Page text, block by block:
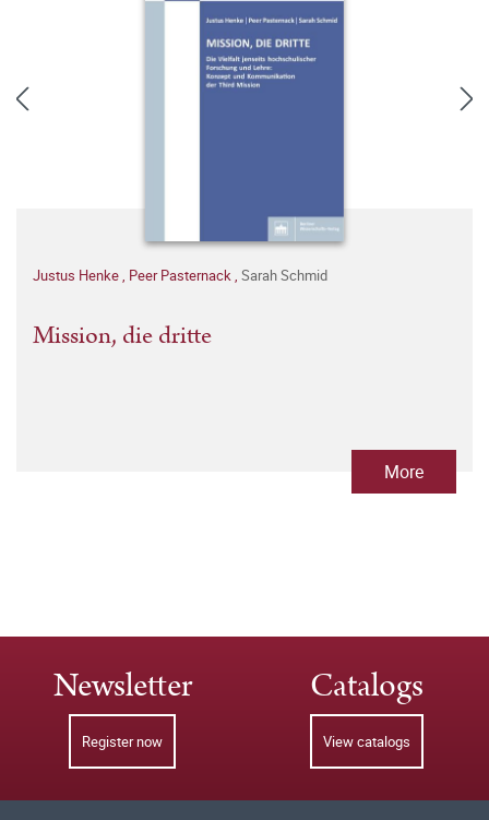
Justus Henke, Peer Pasternack, Sarah Schmid
Mission, die dritte
More
Newsletter
Register now
Catalogs
View catalogs